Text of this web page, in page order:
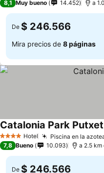
8,1 Muy bueno 14.452 a
De $ 246.566
Mira precios de 8 páginas
4 EstrellasHotel Piscina en la
Catalonia Park Putxet
7,8 Bueno 10.093 a 2.5 km
De $ 246.566